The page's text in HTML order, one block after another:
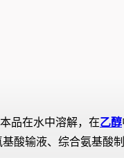
品在水中溶解，在乙醇
酸输液、综合氨基